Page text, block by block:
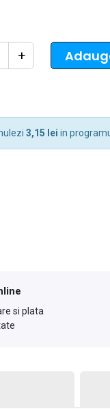
+
3,15 lei in
si plata